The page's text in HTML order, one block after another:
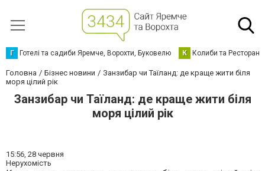
Г Готелі та садиби Яремче, Ворохти, Буковелю К Колиби та Ресторани
Головна Бізнес новини
Занзибар чи Таїланд: де краще жити біля
моря цілий рік
Занзибар чи Таїланд: де краще жити біля
моря цілий рік
15:56, 28 червня
Нерухомість